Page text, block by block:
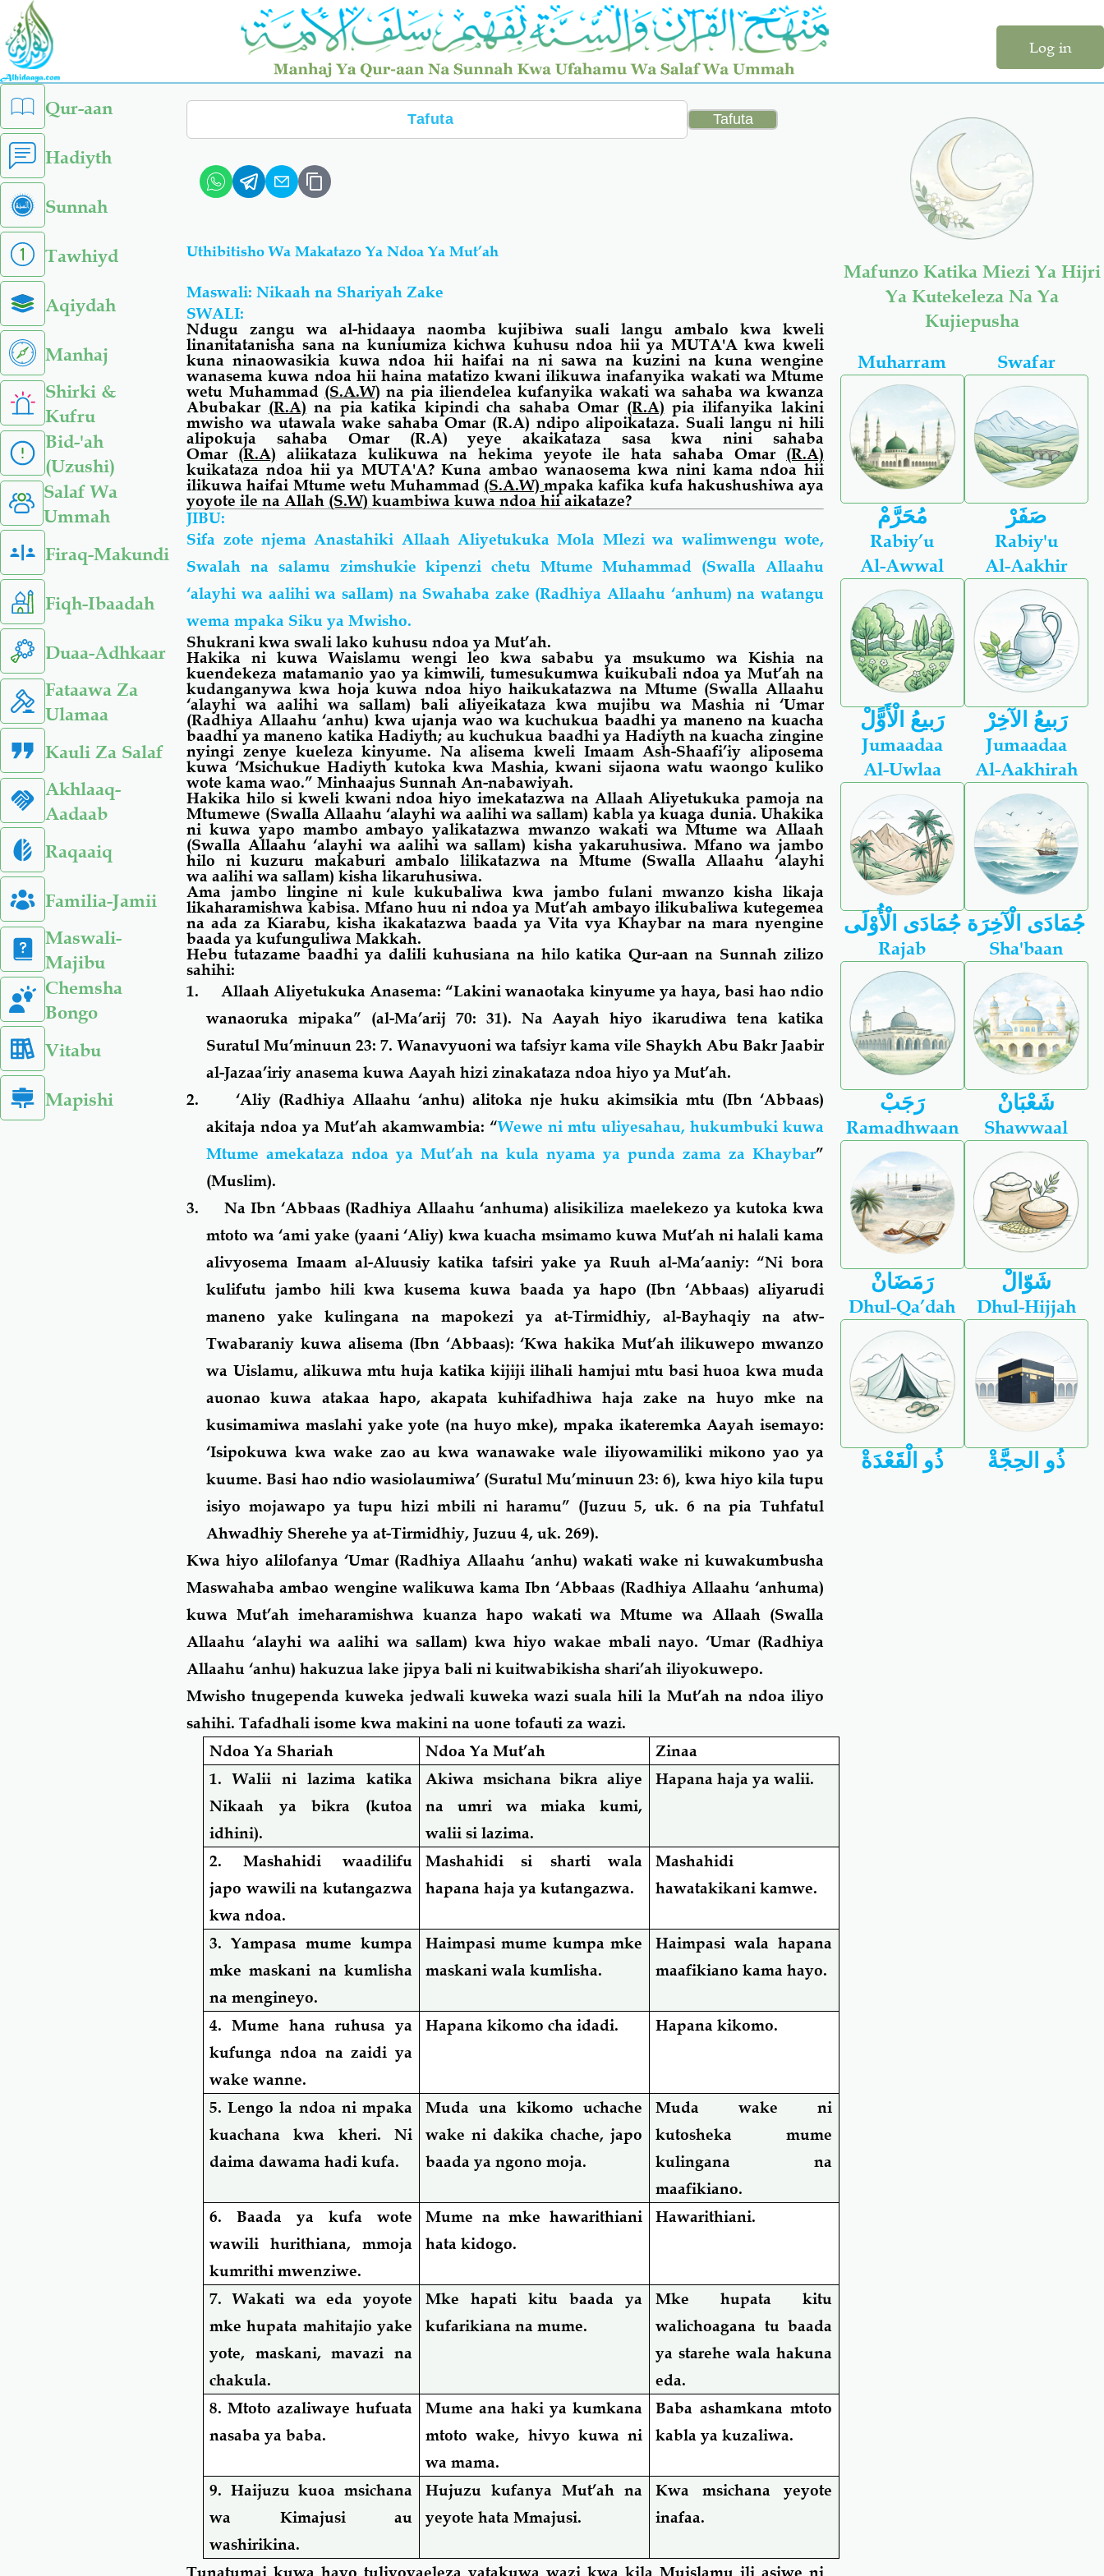
Skip
main
content
Log in
left
sidebar
menu
Qur-aan
Hadiyth
Sunnah
Tawhiyd
Aqiydah
Manhaj
Shirki &
Kufru
Bid-'ah
(Uzushi)
Salaf Wa
Ummah
Firaq-Makundi
Fiqh-Ibaadah
Duaa-Adhkaar
Fataawa Za
Ulamaa
Kauli Za Salaf
Akhlaaq-
Aadaab
Raqaaiq
Familia-Jamii
Maswali-
Majibu
Chemsha
Bongo
Vitabu
Mapishi
Search
Uthibitisho Wa Makatazo Ya Ndoa Ya Mut’ah
Maswali: Nikaah na Shariyah Zake
SWALI:
Ndugu zangu wa al-hidaaya naomba kujibiwa suali langu ambalo kwa kweli
linanitatanisha sana na kuniumiza kichwa kuhusu ndoa hii ya MUTA'A kwa kweli
kuna ninaowasikia kuwa ndoa hii haifai na ni sawa na kuzini na kuna wengine
wanasema kuwa ndoa hii haina matatizo kwani ilikuwa inafanyika wakati wa Mtume
wetu Muhammad (S.A.W) na pia iliendelea kufanyika wakati wa sahaba wa kwanza
Abubakar (R.A) na pia katika kipindi cha sahaba Omar (R.A) pia ilifanyika lakini
mwisho wa utawala wake sahaba Omar (R.A) ndipo alipoikataza. Suali langu ni hili
alipokuja sahaba Omar (R.A) yeye akaikataza sasa kwa nini sahaba
Omar (R.A) aliikataza kulikuwa na hekima yeyote ile hata sahaba Omar (R.A)
kuikataza ndoa hii ya MUTA'A? Kuna ambao wanaosema kwa nini kama ndoa hii
ilikuwa haifai Mtume wetu Muhammad (S.A.W) mpaka kafika kufa hakushushiwa aya
yoyote ile na Allah (S.W) kuambiwa kuwa ndoa hii aikataze?
JIBU:
Sifa zote njema Anastahiki Allaah Aliyetukuka Mola Mlezi wa walimwengu wote,
Swalah na salamu zimshukie kipenzi chetu Mtume Muhammad (Swalla Allaahu
‘alayhi wa aalihi wa sallam) na Swahaba zake (Radhiya Allaahu ‘anhum) na watangu
wema mpaka Siku ya Mwisho.
Shukrani kwa swali lako kuhusu ndoa ya Mut’ah.
Hakika ni kuwa Waislamu wengi leo kwa sababu ya msukumo wa Kishia na
kuendekeza matamanio yao ya kimwili, tumesukumwa kuikubali ndoa ya Mut’ah na
kudanganywa kwa hoja kuwa ndoa hiyo haikukatazwa na Mtume (Swalla Allaahu
‘alayhi wa aalihi wa sallam) bali aliyeikataza kwa mujibu wa Mashia ni ‘Umar
(Radhiya Allaahu ‘anhu) kwa ujanja wao wa kuchukua baadhi ya maneno na kuacha
baadhi ya maneno katika Hadiyth; au kuchukua baadhi ya Hadiyth na kuacha zingine
nyingi zenye kueleza kinyume. Na alisema kweli Imaam Ash-Shaafi’iy aliposema
kuwa ‘Msichukue Hadiyth kutoka kwa Mashia, kwani sijaona watu waongo kuliko
wotekama wao.” Minhaajus Sunnah An-nabawiyah.
Hakikahilo si kweli kwani ndoa hiyo imekatazwa na Allaah Aliyetukuka pamoja na
Mtumewe (Swalla Allaahu ‘alayhi wa aalihi wa sallam) kabla ya kuaga dunia. Uhakika
ni kuwa yapo mambo ambayo yalikatazwa mwanzo wakati wa Mtume wa Allaah
(Swalla Allaahu ‘alayhi wa aalihi wa sallam) kisha yakaruhusiwa. Mfano wa jambo
hilo ni kuzuru makaburi ambalo lilikatazwa na Mtume (Swalla Allaahu ‘alayhi
wa aalihi wa sallam) kisha likaruhusiwa.
Ama jambo lingine ni kule kukubaliwa kwa jambo fulani mwanzo kisha likaja
likaharamishwa kabisa. Mfano huu ni ndoa ya Mut’ah ambayo ilikubaliwa kutegemea
na ada za Kiarabu, kisha ikakatazwa baada ya Vita vya Khaybar na mara nyengine
baada ya kufunguliwa Makkah.
Hebu tutazame baadhi ya dalili kuhusiana na hilo katika Qur-aan na Sunnah zilizo
sahihi:
1.
Allaah Aliyetukuka Anasema: “Lakini wanaotaka kinyume ya haya, basi hao ndio
wanaoruka mipaka” (al-Ma’arij 70: 31). Na Aayah hiyo ikarudiwa tena katika
Suratul Mu’minuun 23: 7. Wanavyuoni wa tafsiyrkama vile Shaykh Abu Bakr Jaabir
al-Jazaa’iriy anasema kuwa Aayah hizi zinakataza ndoa hiyo ya Mut’ah.
2.
‘Aliy (Radhiya Allaahu ‘anhu) alitoka nje huku akimsikia mtu (Ibn ‘Abbaas)
akitaja ndoa ya Mut’ah akamwambia: “Wewe ni mtu uliyesahau, hukumbuki kuwa
Mtume amekataza ndoa ya Mut’ah na kula nyama ya punda zama za Khaybar”
(Muslim).
3.
Na Ibn ‘Abbaas (Radhiya Allaahu ‘anhuma) alisikiliza maelekezo ya kutoka kwa
mtoto wa ‘ami yake (yaani ‘Aliy) kwa kuacha msimamo kuwa Mut’ah ni halali kama
alivyosema Imaam al-Aluusiy katika tafsiri yake ya Ruuh al-Ma’aaniy: “Ni bora
kulifutu jambo hili kwa kusema kuwa baada ya hapo (Ibn ‘Abbaas) aliyarudi
maneno yake kulingana na mapokezi ya at-Tirmidhiy, al-Bayhaqiy na atw-
Twabaraniy kuwa alisema (Ibn ‘Abbaas): ‘Kwa hakika Mut’ah ilikuwepo mwanzo
wa Uislamu, alikuwa mtu huja katika kijiji ilihali hamjui mtu basi huoa kwa muda
auonao kuwa atakaa hapo, akapata kuhifadhiwa haja zake na huyo mke na
kusimamiwa maslahi yake yote (na huyo mke), mpaka ikateremka Aayah isemayo:
‘Isipokuwa kwa wake zao au kwa wanawake wale iliyowamiliki mikono yao ya
kuume. Basi hao ndio wasiolaumiwa’ (Suratul Mu’minuun 23: 6), kwa hiyo kila tupu
isiyo mojawapo ya tupu hizi mbili ni haramu” (Juzuu 5, uk. 6 na pia Tuhfatul
Ahwadhiy Sherehe ya at-Tirmidhiy, Juzuu 4, uk. 269).
Kwa hiyo alilofanya ‘Umar (Radhiya Allaahu ‘anhu) wakati wake ni kuwakumbusha
Maswahaba ambao wengine walikuwakama Ibn ‘Abbaas (Radhiya Allaahu ‘anhuma)
kuwa Mut’ah imeharamishwa kuanza hapo wakati wa Mtume wa Allaah (Swalla
Allaahu ‘alayhi wa aalihi wa sallam) kwa hiyo wakae mbali nayo. ‘Umar (Radhiya
Allaahu ‘anhu) hakuzualake jipya bali ni kuitwabikisha shari’ah iliyokuwepo.
Mwisho tnugependa kuweka jedwali kuweka wazi suala hili la Mut’ah na ndoa iliyo
sahihi. Tafadhali isome kwa makini na uone tofauti za wazi.
Ndoa Ya Shariah
Ndoa Ya Mut’ah
Zinaa
1. Walii ni lazima katika
Nikaah ya bikra (kutoa
idhini).
Akiwa msichana bikra aliye
na umri wa miaka kumi,
walii si lazima.
Hapana haja ya walii.
2. Mashahidi waadilifu
japo wawili na kutangazwa
kwa ndoa.
Mashahidi si sharti wala
hapana haja ya kutangazwa.
Mashahidi
hawatakikani kamwe.
3. Yampasa mume kumpa
mke maskani na kumlisha
na mengineyo.
Haimpasi mume kumpa mke
maskani wala kumlisha.
Haimpasi wala hapana
maafikiano kama hayo.
4. Mume hana ruhusa ya
kufunga ndoa na zaidi ya
wake wanne.
Hapana kikomo cha idadi. Hapana kikomo.
5. Lengo la ndoa ni mpaka
kuachana kwa kheri. Ni
daima dawama hadi kufa.
Muda una kikomo uchache
wake ni dakika chache, japo
baada ya ngono moja.
Muda wake ni
kutosheka mume
kulingana na
maafikiano.
6. Baada ya kufa wote
wawili hurithiana, mmoja
kumrithi mwenziwe.
Mume na mke hawarithiani
hata kidogo.
Hawarithiani.
7. Wakati wa eda yoyote
mke hupata mahitajio yake
yote, maskani, mavazi na
chakula.
Mke hapati kitu baada ya
kufarikiana na mume.
Mke hupata kitu
walichoagana tu baada
ya starehe wala hakuna
eda.
8. Mtoto azaliwaye hufuata
nasaba ya baba.
Mume ana haki ya kumkana
mtoto wake, hivyo kuwa ni
wa mama.
Baba ashamkana mtoto
kabla ya kuzaliwa.
9. Haijuzu kuoa msichana
wa Kimajusi au
washirikina.
Hujuzu kufanya Mut’ah na
yeyote hata Mmajusi.
Kwa msichana yeyote
inafaa.
Mafunzo Katika Miezi Ya Hijri
Ya Kutekeleza Na Ya
Kujiepusha
Muharram
مُحَرَّمْ
Swafar
صَفَرْ
Rabiy’u
Al-Awwal
رَبيعُ الْأَوًّلْ
Rabiy'u
Al-Aakhir
رَبيعُ الآخِرْ
Jumaadaa
Al-Uwlaa
جُمَادَى الْأُوْلَى
Jumaadaa
Al-Aakhirah
جُمَادَى الْآخِرَة
Rajab
رَجَبْ
Sha'baan
شَعْبَانْ
Ramadhwaan
رَمَضَانْ
Shawwaal
شَوّالْ
Dhul-Qa’dah
ذُو الْقَعْدَةْ
Dhul-Hijjah
ذُو الحِجَّةْ